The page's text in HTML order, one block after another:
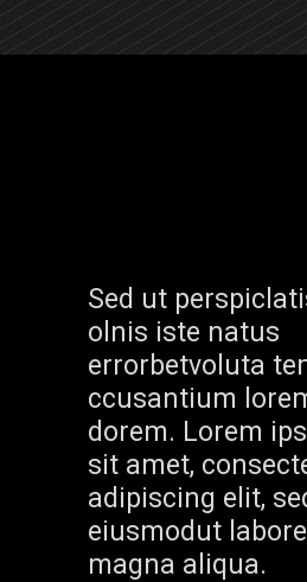
Sed ut
olnis iste natus
errorbetvoluta
ccusantium
dorem. Lorem
sit amet,
adipiscing elit,
eiusmodut
magna aliqua.